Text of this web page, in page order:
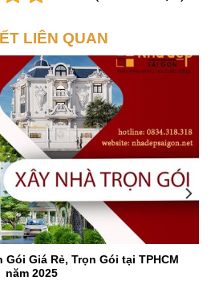
LIÊN QUAN
Gói Giá Rẻ, Trọn Gói tại TPHCM
năm 2025